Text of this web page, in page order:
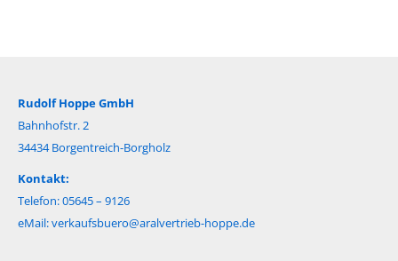
Rudolf Hoppe GmbH
Bahnhofstr. 2
34434 Borgentreich-Borgholz
Kontakt:
Telefon: 05645 – 9126
eMail:verkaufsbuero@aralvertrieb-hoppe.de